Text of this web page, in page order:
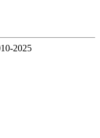
2025